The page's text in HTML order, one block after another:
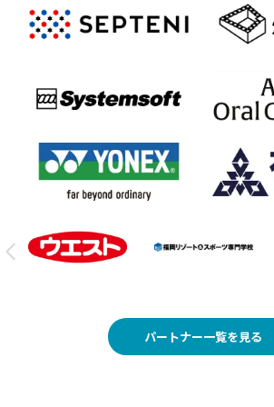
パートナー一覧を見る